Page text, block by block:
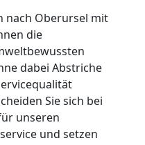
nach Oberursel mit
die
dabei Abstriche
Sie sich bei
unseren
und setzen